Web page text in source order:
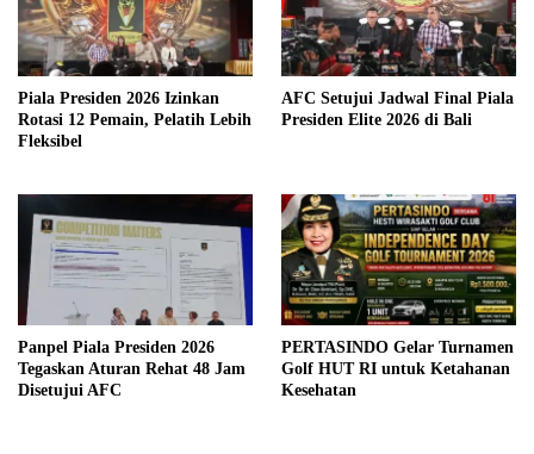
Piala Presiden 2026 Izinkan
Rotasi 12 Pemain, Pelatih Lebih
Fleksibel
AFC Setujui Jadwal Final Piala
Presiden Elite 2026 di Bali
Panpel Piala Presiden 2026
Tegaskan Aturan Rehat 48 Jam
Disetujui AFC
PERTASINDO Gelar Turnamen
Golf HUT RI untuk Ketahanan
Kesehatan